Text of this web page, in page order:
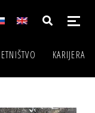
KARIJERA